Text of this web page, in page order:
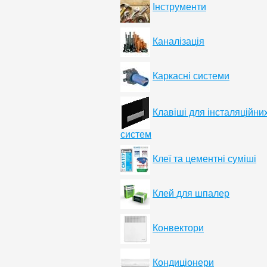
Інструменти
Каналізація
Каркасні системи
Клавіші для
систем
Клеї та цементні суміші
Клей для шпалер
Конвектори
Кондиціонери